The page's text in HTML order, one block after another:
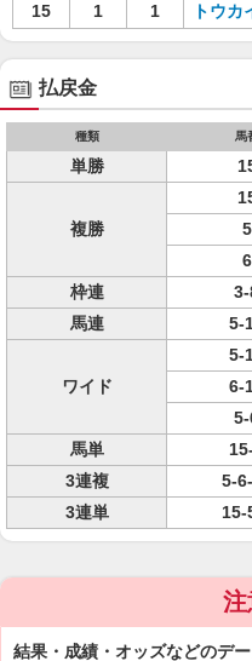
15
1 1 トウカ
払戻金
種類 馬
単勝
複勝
5
6
枠連
馬連
5-
ワイド
5-
6-
馬単
3連複
5-
3連単
15-
注
結果・成績・オッズなどのデ